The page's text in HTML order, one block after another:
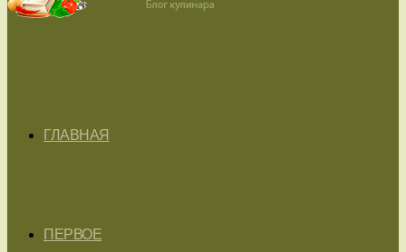
ГЛАВНАЯ
ПЕРВОЕ